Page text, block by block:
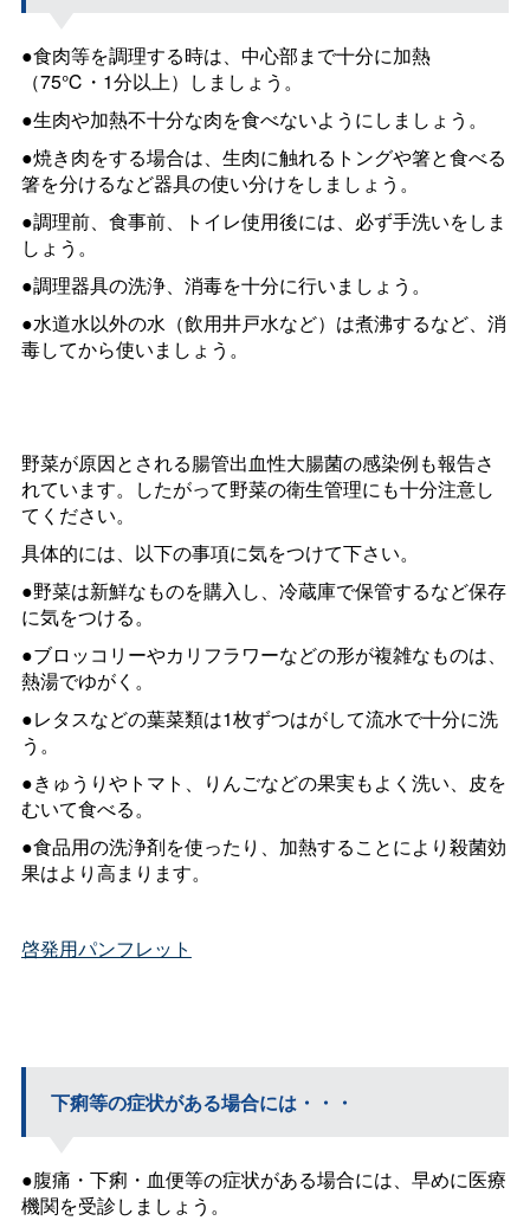
●食肉等を調理する時は、中心部まで十分に加熱
（75℃・1分以上）しましょう。
●生肉や加熱不十分な肉を食べないようにしましょう。
●焼き肉をする場合は、生肉に触れるトングや箸と食べる
箸を分けるなど器具の使い分けをしましょう。
●調理前、食事前、トイレ使用後には、必ず手洗いをしま
しょう。
●調理器具の洗浄、消毒を十分に行いましょう。
●水道水以外の水（飲用井戸水など）は煮沸するなど、消
毒してから使いましょう。
野菜が原因とされる腸管出血性大腸菌の感染例も報告さ
れています。したがって野菜の衛生管理にも十分注意し
てください。
具体的には、以下の事項に気をつけて下さい。
●野菜は新鮮なものを購入し、冷蔵庫で保管するなど保存
に気をつける。
●ブロッコリーやカリフラワーなどの形が複雑なものは、
熱湯でゆがく。
●レタスなどの葉菜類は1枚ずつはがして流水で十分に洗
う。
●きゅうりやトマト、りんごなどの果実もよく洗い、皮を
むいて食べる。
●食品用の洗浄剤を使ったり、加熱することにより殺菌効
果はより高まります。
啓発用パンフレット
下痢等の症状がある場合には・・・
●腹痛・下痢・血便等の症状がある場合には、早めに医療
機関を受診しましょう。